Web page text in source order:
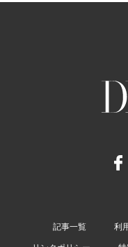
記事一覧 利